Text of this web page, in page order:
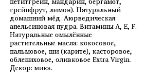
грейпфрут, лимон). Натуральный
домашний мёд. Аюрведическая
апельсиновая пудра. Витамины А, Е, F.
Натуральные омылённые
растительные масла: кокосовое,
пальмовое, ши (карите), касторовое,
облепиховое, оливковое Extra Virgin.
Декор: мика.